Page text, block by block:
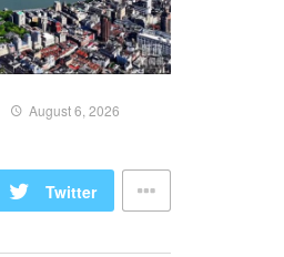
August 6, 2026
Twitter